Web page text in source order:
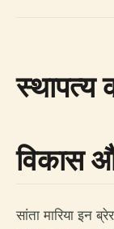
स्थापत्य
विकास
सांता मारिया इन